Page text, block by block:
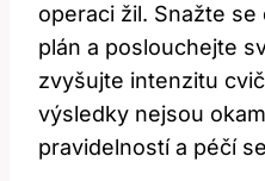
operaci žil. Snažte
plán a poslouchejte
zvyšujte intenzitu
výsledky nejsou
pravidelností a péčí